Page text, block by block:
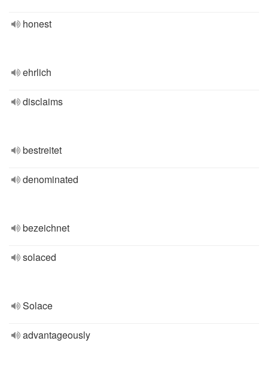
honest
ehrlich
disclaims
bestreitet
denominated
bezeichnet
solaced
Solace
advantageously